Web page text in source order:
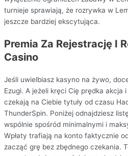
turnieje sprawiają, że rozrywka w
jeszcze bardziej ekscytująca.
Premia Za Rejestrację I
Casino
Jeśli uwielbiasz kasyno na żywo,
Ezugi. A jeżeli kręci Cię prędka akcja
czekają na Ciebie tytuły od czasu
ThunderSpin. Poniżej odnajdziesz
wspólnie spośród minimalnymi i
Wpłaty trafiają na konto faktycznie
zacząć grę bez zbędnego czekania.